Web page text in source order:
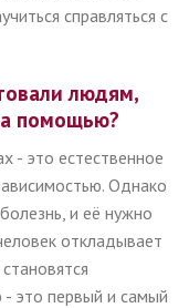
справляться с
людям,
помощью?
- это естественное
Однако
и её нужно
откладывает
это первый и самый